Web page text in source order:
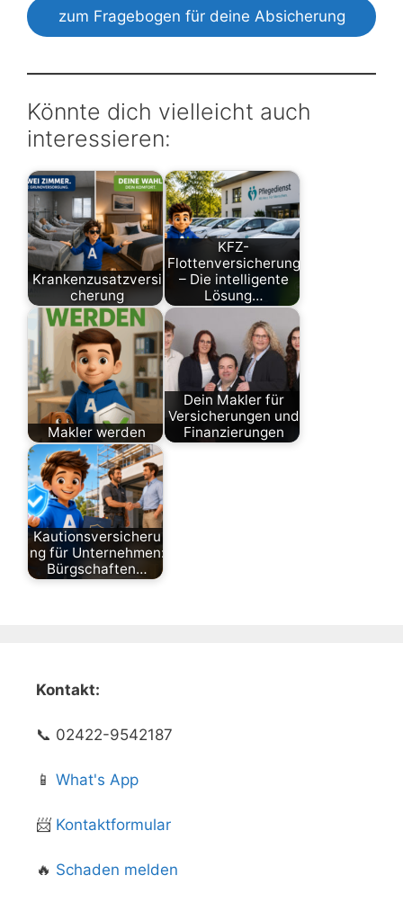
zum Fragebogen für deine Absicherung
Könnte dich vielleicht auch
interessieren:
Krankenzusatzversi
cherung
KFZ-
Flottenversicherung
– Die intelligente
Lösung…
Makler werden
Dein Makler für
Versicherungen und
Finanzierungen
Kautionsversicheru
ng für Unternehmen:
Bürgschaften…
Kontakt:
📞 02422-9542187
📱 What's App
📨 Kontaktformular
🔥 Schaden melden